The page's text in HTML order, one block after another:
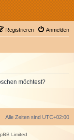
Anmelden
Registrieren
möchtest?
Alle Zeiten sind UTC+02:00
Limited